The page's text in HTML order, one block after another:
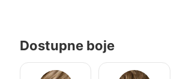
Dostupne boje